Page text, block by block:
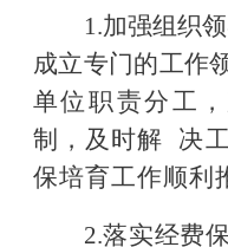
1.加强组织
成立专门的工作
单位职责分工
制，及时解
决
保培育工作顺利
2.落实经费